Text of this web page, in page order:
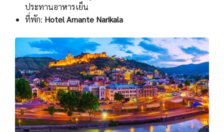
ประทานอาหารเย็น
ที่พัก: Hotel Amante Narikala